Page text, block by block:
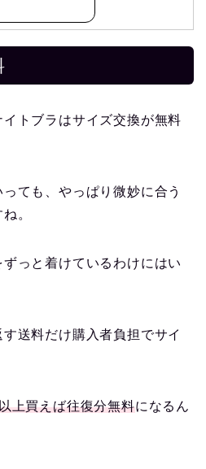
トブラはサイズ交換が無料
ても、やっぱり微妙に合う
。
っと着けているわけにはい
送料だけ購入者負担でサイ
上買えば往復分無料になるん